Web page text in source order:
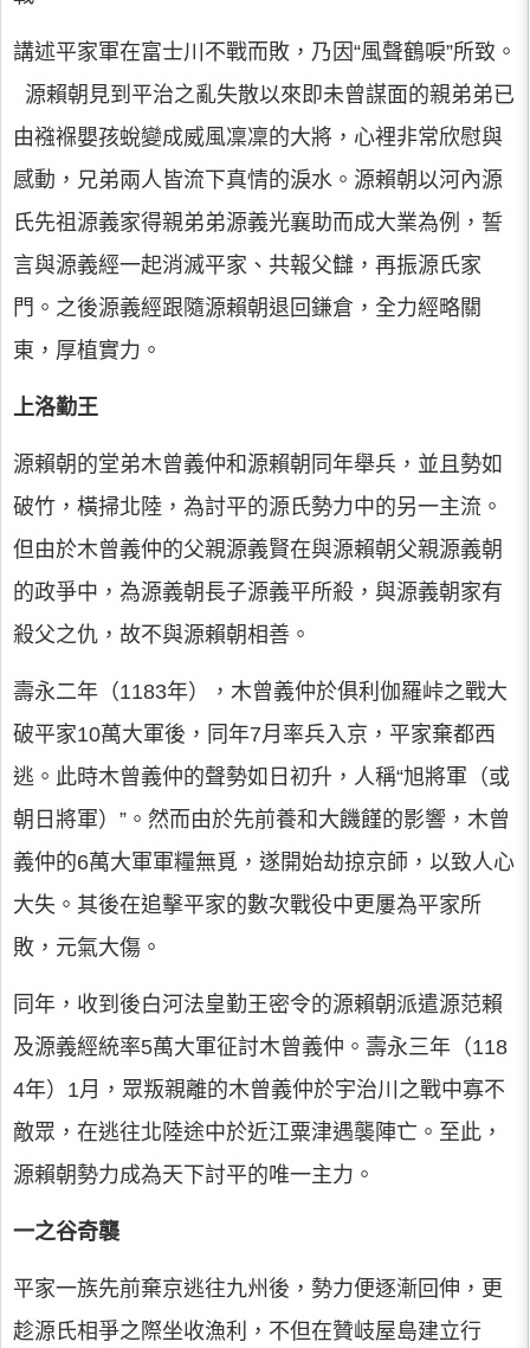
講述平家軍在富士川不戰而敗，乃因“風聲鶴唳”所致。
源賴朝見到平治之亂失散以來即未曾謀面的親弟弟已
由襁褓嬰孩蛻變成威風凜凜的大將，心裡非常欣慰與
感動，兄弟兩人皆流下真情的淚水。源賴朝以河內源
氏先祖源義家得親弟弟源義光襄助而成大業為例，誓
言與源義經一起消滅平家、共報父讎，再振源氏家
門。之後源義經跟隨源賴朝退回鎌倉，全力經略關
東，厚植實力。
上洛勤王
源賴朝的堂弟木曾義仲和源賴朝同年舉兵，並且勢如
破竹，橫掃北陸，為討平的源氏勢力中的另一主流。
但由於木曾義仲的父親源義賢在與源賴朝父親源義朝
的政爭中，為源義朝長子源義平所殺，與源義朝家有
殺父之仇，故不與源賴朝相善。
壽永二年（1183年），木曾義仲於俱利伽羅峠之戰大
破平家10萬大軍後，同年7月率兵入京，平家棄都西
逃。此時木曾義仲的聲勢如日初升，人稱“旭將軍（或
朝日將軍）”。然而由於先前養和大饑饉的影響，木曾
義仲的6萬大軍軍糧無覓，遂開始劫掠京師，以致人心
大失。其後在追擊平家的數次戰役中更屢為平家所
敗，元氣大傷。
同年，收到後白河法皇勤王密令的源賴朝派遣源范賴
及源義經統率5萬大軍征討木曾義仲。壽永三年（118
4年）1月，眾叛親離的木曾義仲於宇治川之戰中寡不
敵眾，在逃往北陸途中於近江粟津遇襲陣亡。至此，
源賴朝勢力成為天下討平的唯一主力。
一之谷奇襲
平家一族先前棄京逃往九州後，勢力便逐漸回伸，更
趁源氏相爭之際坐收漁利，不但在贊岐屋島建立行